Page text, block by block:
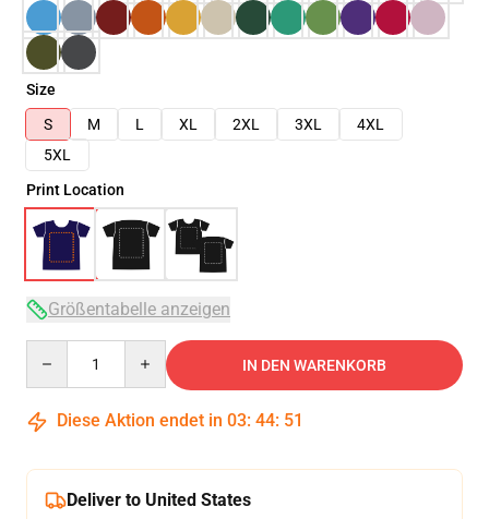
Size
S
M L XL 2XL 3XL
4XL
5XL
Print Location
Größentabelle anzeigen
IN DEN WARENKORB
Diese Aktion endet in 03: 44: 51
Deliver to United States